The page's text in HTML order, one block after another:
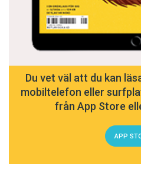
Du vet väl att du kan
mobiltelefon eller
från App Store
APP